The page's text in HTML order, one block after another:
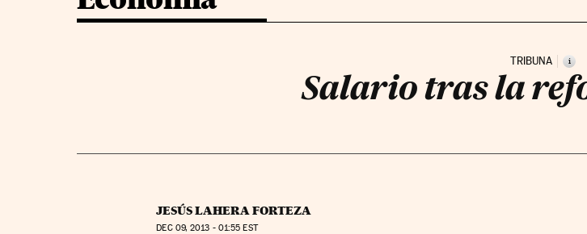
TRIBUNA i
Salario tras la
JESÚS LAHERA FORTEZA
DEC09, 2013 - 01:55 EST